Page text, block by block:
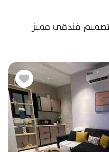
فندقي مميز